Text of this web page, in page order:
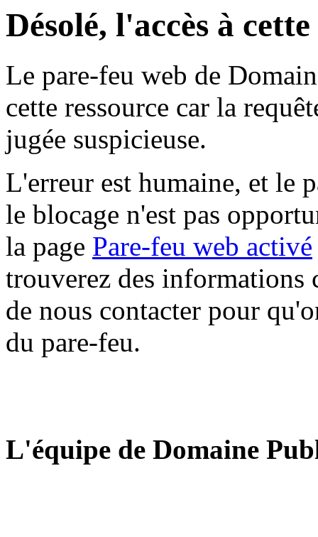
Désolé, l'accès à
Le pare-feu web de
cette ressource car la
jugée suspicieuse.
L'erreur est humaine, et le
le blocage n'est pas
la page Pare-feu web activé
trouverez des informations
de nous contacter pour
du pare-feu.
L'équipe de Domaine